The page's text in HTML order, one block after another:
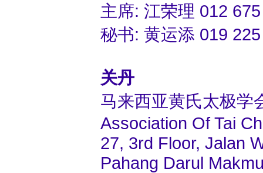
主席: 江荣理 012
秘书: 黄运添 019
关丹
马来西亚黄氏太极学
Association Of Tai
27, 3rd Floor, Jalan
Pahang Darul